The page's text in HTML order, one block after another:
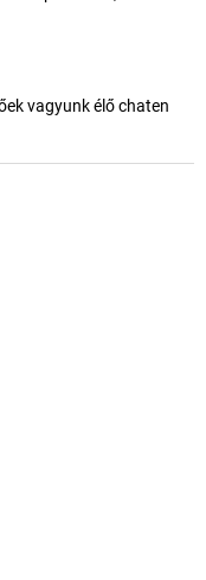
vagyunk élő chaten